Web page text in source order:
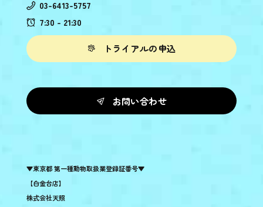
03-6413-5757
7:30 - 21:30
トライアルの申込
お問い合わせ
▼東京都 第一種動物取扱業登録証番号▼
【白金台店】
株式会社天照